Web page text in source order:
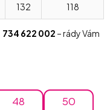
132 118
734 622 002 – rády Vám
48 50